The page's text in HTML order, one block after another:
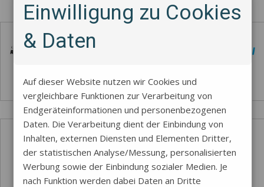
Einwilligung zu Cookies
& Daten
Auf dieser Website nutzen wir Cookies und
vergleichbare Funktionen zur Verarbeitung von
Endgeräteinformationen und personenbezogenen
Daten. Die Verarbeitung dient der Einbindung von
Inhalten, externen Diensten und Elementen Dritter,
der statistischen Analyse/Messung, personalisierten
Werbung sowie der Einbindung sozialer Medien. Je
nach Funktion werden dabei Daten an Dritte